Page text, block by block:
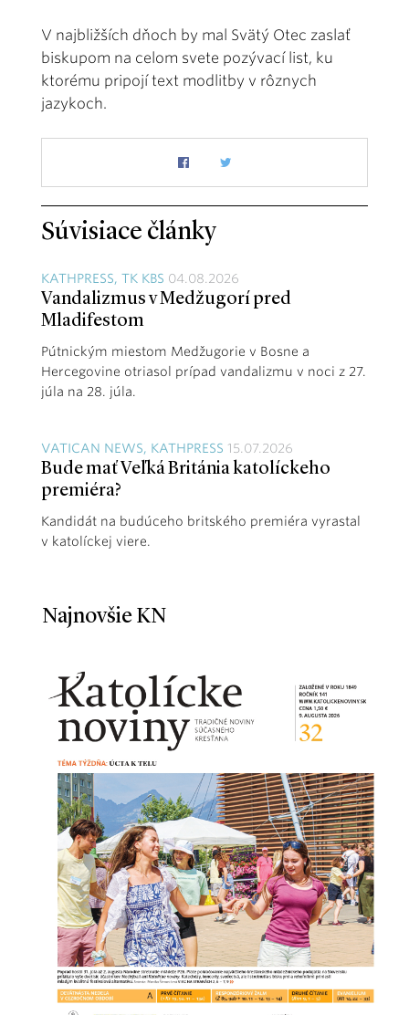
V najbližších dňoch by mal Svätý Otec zaslať
biskupom na celom svete pozývací list, ku
ktorému pripojí text modlitby v rôznych
jazykoch.
Súvisiace články
KATHPRESS, TK KBS 04.08.2026
Vandalizmus v Medžugorí pred
Mladifestom
Pútnickým miestom Medžugorie v Bosne a
Hercegovine otriasol prípad vandalizmu v noci z 27.
júla na 28. júla.
VATICAN NEWS, KATHPRESS 15.07.2026
Bude mať Veľká Británia katolíckeho
premiéra?
Kandidát na budúceho britského premiéra vyrastal
v katolíckej viere.
Najnovšie KN